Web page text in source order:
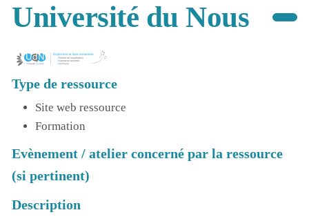
Université du Nous
Type de ressource
Site web ressource
Formation
Evènement / atelier concerné par la ressource
(si pertinent)
Description